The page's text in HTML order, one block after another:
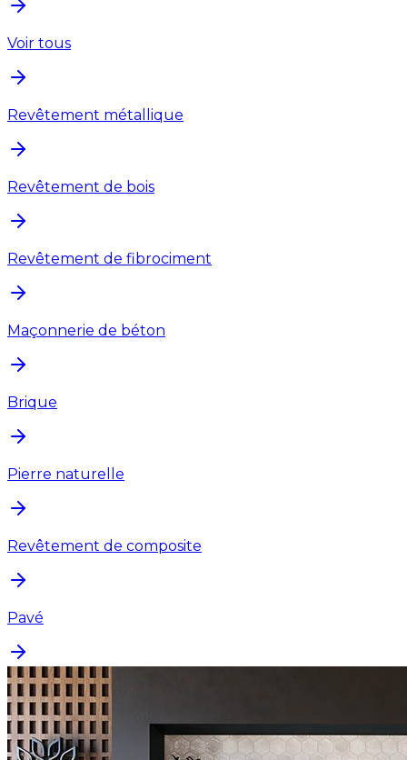
Voir tous
Revêtement métallique
Revêtement de bois
Revêtement de fibrociment
Maçonnerie de béton
Brique
Pierre naturelle
Revêtement de composite
Pavé